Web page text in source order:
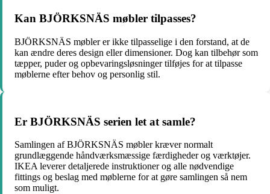
Kan BJÖRKSNÄS møbler tilpasses?
BJÖRKSNÄS møbler er ikke tilpasselige i den forstand, at de
kan ændre deres design eller dimensioner. Dog kan tilbehør som
tæpper, puder og opbevaringsløsninger tilføjes for at tilpasse
møblerne efter behov og personlig stil.
Er BJÖRKSNÄS serien let at samle?
Samlingen af BJÖRKSNÄS møbler kræver normalt
grundlæggende håndværksmæssige færdigheder og værktøjer.
IKEA leverer detaljerede instruktioner og alle nødvendige
fittings og beslag med møblerne for at gøre samlingen så nem
som muligt.